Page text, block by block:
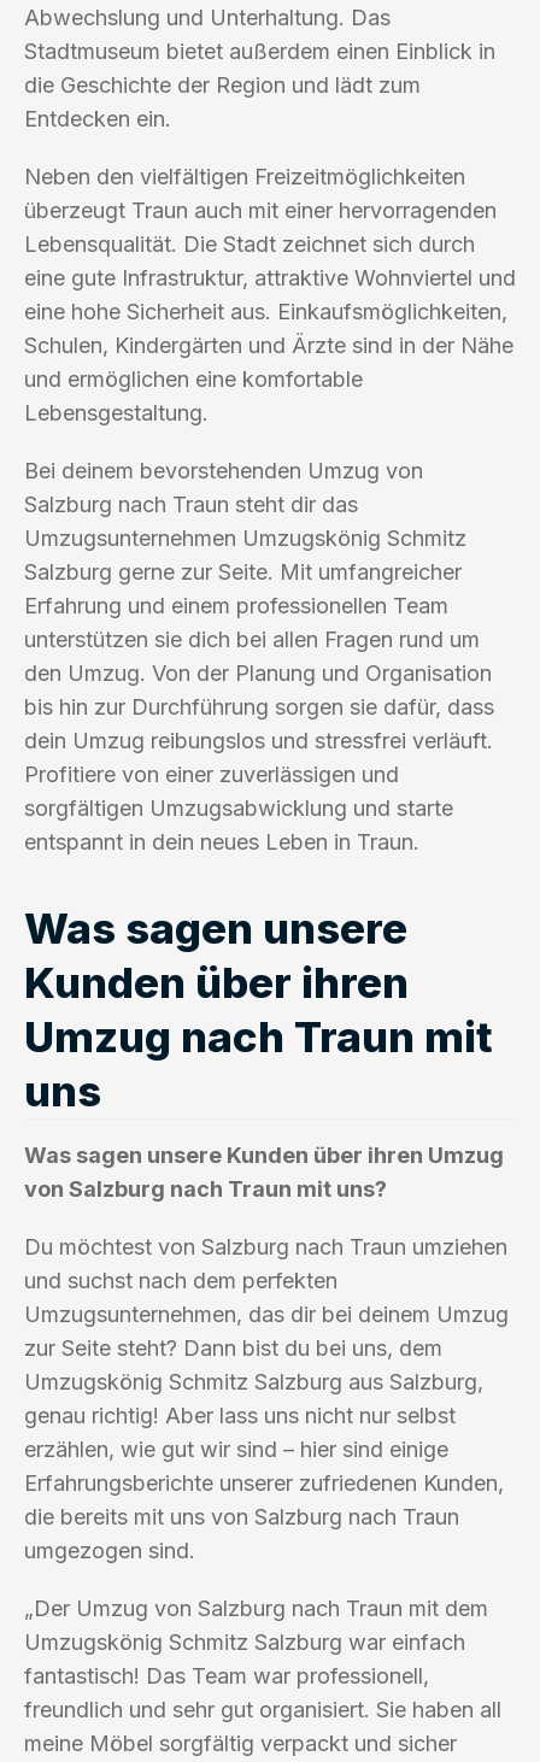
Abwechslung und Unterhaltung. Das
Stadtmuseum bietet außerdem einen Einblick in
die Geschichte der Region und lädt zum
Entdecken ein.
Neben den vielfältigen Freizeitmöglichkeiten
überzeugt Traun auch mit einer hervorragenden
Lebensqualität. Die Stadt zeichnet sich durch
eine gute Infrastruktur, attraktive Wohnviertel und
eine hohe Sicherheit aus. Einkaufsmöglichkeiten,
Schulen, Kindergärten und Ärzte sind in der Nähe
und ermöglichen eine komfortable
Lebensgestaltung.
Bei deinem bevorstehenden Umzug von
Salzburg nach Traun steht dir das
Umzugsunternehmen Umzugskönig Schmitz
Salzburg gerne zur Seite. Mit umfangreicher
Erfahrung und einem professionellen Team
unterstützen sie dich bei allen Fragen rund um
den Umzug. Von der Planung und Organisation
bis hin zur Durchführung sorgen sie dafür, dass
dein Umzug reibungslos und stressfrei verläuft.
Profitiere von einer zuverlässigen und
sorgfältigen Umzugsabwicklung und starte
entspannt in dein neues Leben in Traun.
Was sagen unsere
Kunden über ihren
Umzug nach Traun mit
uns
Was sagen unsere Kunden über ihren Umzug
von Salzburg nach Traun mit uns?
Du möchtest von Salzburg nach Traun umziehen
und suchst nach dem perfekten
Umzugsunternehmen, das dir bei deinem Umzug
zur Seite steht? Dann bist du bei uns, dem
Umzugskönig Schmitz Salzburg aus Salzburg,
genau richtig! Aber lass uns nicht nur selbst
erzählen, wie gut wir sind – hier sind einige
Erfahrungsberichte unserer zufriedenen Kunden,
die bereits mit uns von Salzburg nach Traun
umgezogen sind.
„Der Umzug von Salzburg nach Traun mit dem
Umzugskönig Schmitz Salzburg war einfach
fantastisch! Das Team war professionell,
freundlich und sehr gut organisiert. Sie haben all
meine Möbel sorgfältig verpackt und sicher